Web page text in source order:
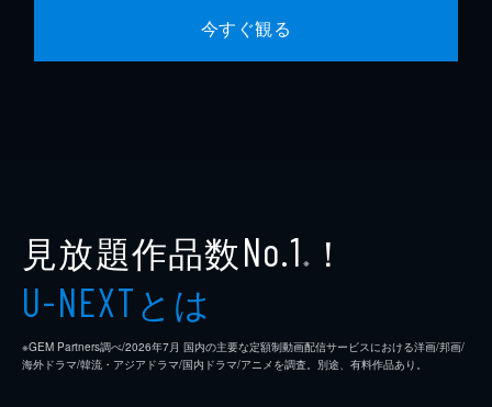
今すぐ観る
見放題作品数No.1 ※ ！
U-NEXTとは
※GEM Partners調べ/2026年7⽉ 国内の主要な定額制動画配信サービスにおける洋画/邦画/
海外ドラマ/韓流・アジアドラマ/国内ドラマ/アニメを調査。別途、有料作品あり。